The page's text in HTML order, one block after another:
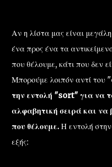
Αν η λίστα μας είναι
ένα προς ένα τα
που θέλουμε, κάτι που δεν
Μπορούμε λοιπόν αντί του
την εντολή "sort" για να
αλφαβητική σειρά και να
που θέλουμε. Η εντολή
εξής: